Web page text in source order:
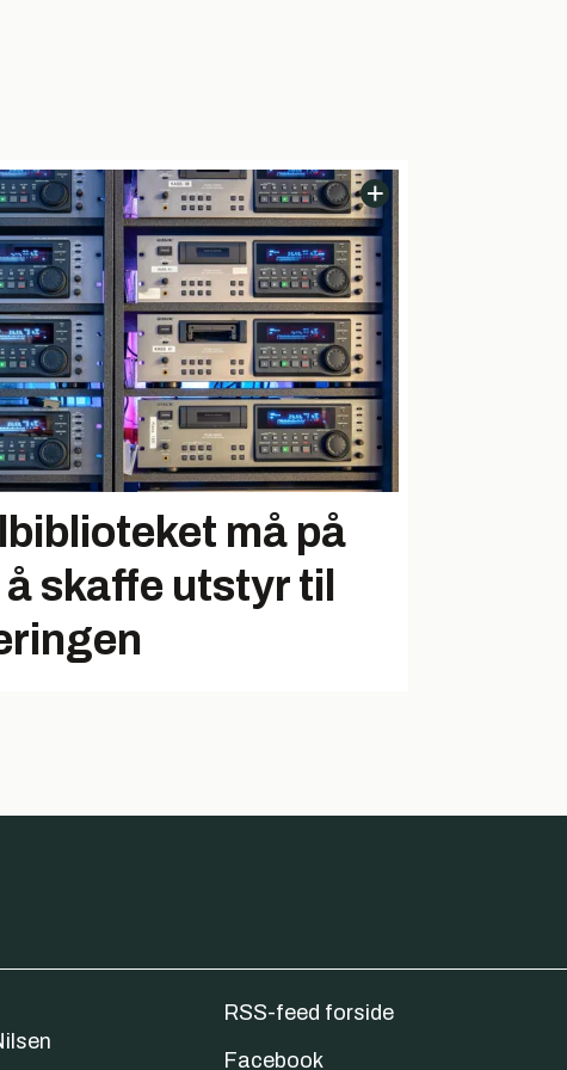
må på
skaffe utstyr til
RSS-feed forside
Facebook